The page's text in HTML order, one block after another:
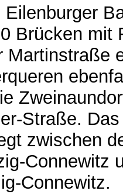
Brücken mit
Martinstraße
Straße.
zwischen
Connewitz
Connewitz.